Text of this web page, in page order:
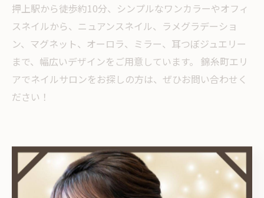
押上駅から徒歩約10分、シンプルなワンカラーやオフィ
スネイルから、ニュアンスネイル、ラメグラデーショ
ン、マグネット、オーロラ、ミラー、耳つぼジュエリー
まで、幅広いデザインをご用意しています。 錦糸町エリ
アでネイルサロンをお探しの方は、ぜひお問い合わせく
ださい！
< 前のページ 一覧に戻る 次のページ >